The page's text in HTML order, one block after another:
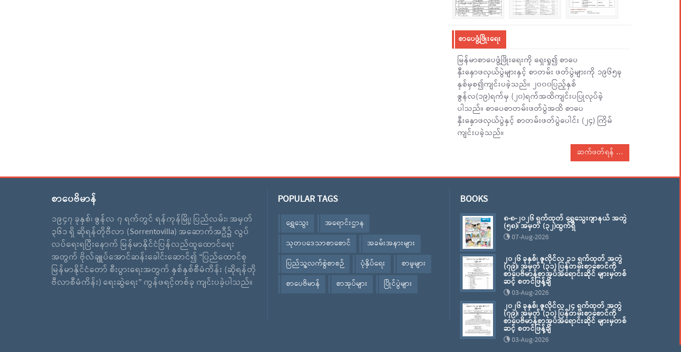
စာပေဖွံ့ဖြိုးရေး
မြန်မာစာပေဖွံ့ဖြိုးရေးကို ရှေးရှု၍ စာပေ
နှီးနှောဖလှယ်ပွဲများနှင့် စာတမ်း ဖတ်ပွဲများကို ၁၉၆၅ခု
နှစ်မှစ၍ကျင်းပခဲ့သည်။ ၂၀၀၀ပြည့်နှစ်
ဇွန်လ(၁၉)ရက်မှ (၂၀)ရက်အထိကျင်းပပြုလုပ်ခဲ့
ပါသည်။ စာပေစာတမ်းဖတ်ပွဲအထိ စာပေ
နှီးနှောဖလှယ်ပွဲနှင့် စာတမ်းဖတ်ပွဲပေါင်း (၂၄) ကြိမ်
ကျင်းပခဲ့သည်။
ဆက်ဖတ်ရန်
စာပေဗိမာန်
၁၉၄၇ ခုနှစ်၊ ဇွန်လ ၇ ရက်တွင် ရန်ကုန်မြို့၊ ပြည်လမ်း၊ အမှတ်
၃၆၁ ရှိ ဆိုရန်တိုဗီလာ (Sorrentovilla) အဆောက်အဦ၌ လွပ်
လပ်ရေးရပြီးနောက် မြန်မာနိုင်ငံပြန်လည်ထူထောင်ရေး
အတွက် ဗိုလ်ချူပ်အောင်ဆန်းခေါင်းဆောင်၍ “ပြည်ထောင်စု
မြန်မာနိုင်ငံတော် စီးပွားရေးအတွက် နှစ်နှစ်စီမံကိန်း (ဆိုရန်တို
ဗီလာစီမံကိန်း) ရေးဆွဲရေး” ကွန်ဖရင့်တစ်ခု ကျင်းပခဲ့ပါသည်။
POPULAR TAGS
ရွှေသွေး
အရောင်းဌာန
သုတပဒေသာစာစောင်
အခမ်းအနားများ
ပြည်သူ့လက်စွဲစာစဉ်
ပုံနှိပ်ရေး
စာမူများ
စာပေဗိမာန်
စာအုပ်များ ပြိုင်ပွဲများ
BOOKS
၈-၈-၂၀၂၆ ရက်ထုတ် ရွှေသွေးဂျာနယ် အတွဲ
(၅၈)၊ အမှတ် (၃၂)ထွက်ရှိ
07-Aug-2026
၂၀၂၆ ခုနှစ်၊ ဇူလိုင်လ ၃၁ ရက်ထုတ် အတွဲ
(၇၉)၊ အမှတ် (၃၁) ပြန်တမ်းစာစောင်ကို
စာပေဗိမာန်စာအုပ်အရောင်းဆိုင် များမှတစ်
ဆင့် စတင်ဖြန့်ချိ
03-Aug-2026
၂၀၂၆ ခုနှစ်၊ ဇူလိုင်လ ၂၄ ရက်ထုတ် အတွဲ
(၇၉)၊ အမှတ် (၃၀) ပြန်တမ်းစာစောင်ကို
စာပေဗိမာန်စာအုပ်အရောင်းဆိုင် များမှတစ်
ဆင့် စတင်ဖြန့်ချိ
03-Aug-2026